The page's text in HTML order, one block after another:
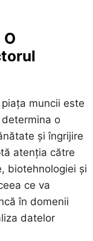
muncii este
o
și îngrijire
atenția către
biotehnologiei și
ce va
în domenii
datelor